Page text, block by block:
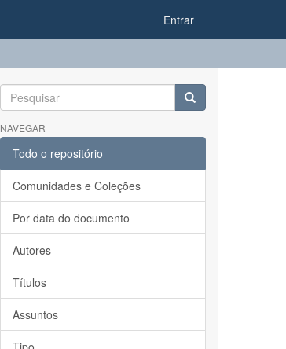
Entrar
NAVEGAR
Todo o repositório
Comunidades e Coleções
Por data do documento
Autores
Títulos
Assuntos